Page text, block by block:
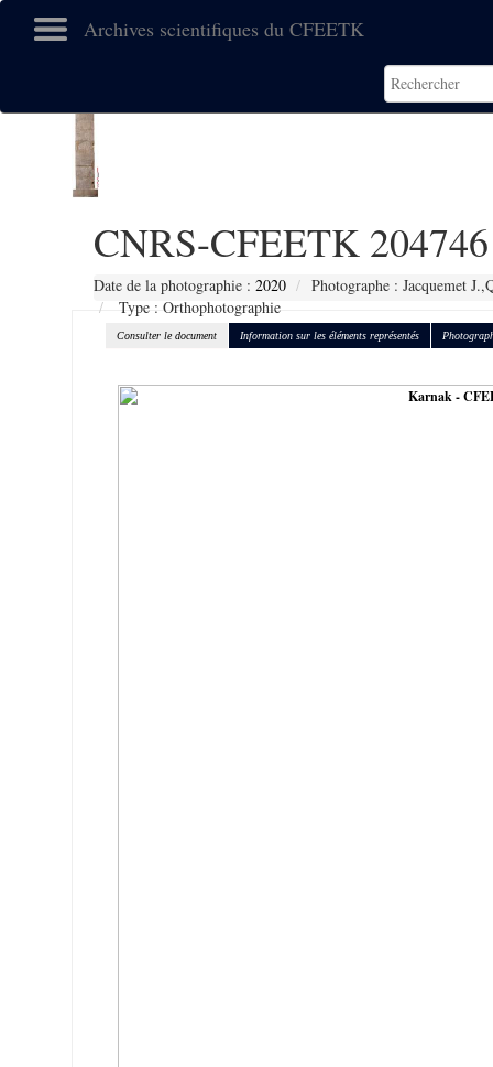
Archives scientifiques du CFEETK
CNRS-CFEETK 204746
Date de la photographie : 2020
Photographe : Jacquemet
Type : Orthophotographie
Consulter le document Information sur les éléments représentés